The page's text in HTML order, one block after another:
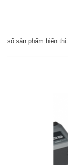
số sản phẩm hiển thị: